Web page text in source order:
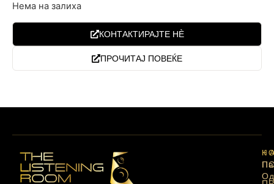
Нема на залиха
КОНТАКТИРАЈТЕ НЀ
ПРОЧИТАЈ ПОВЕЌЕ